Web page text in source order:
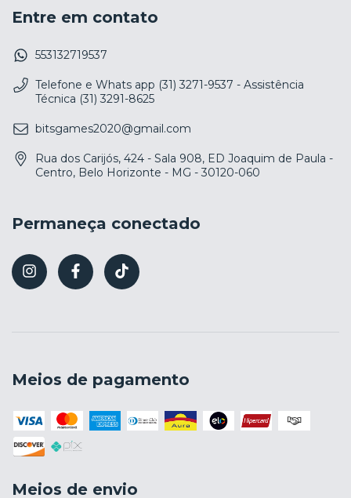
Entre em contato
553132719537
Telefone e Whats app (31) 3271-9537 - Assistência
Técnica (31) 3291-8625
bitsgames2020@gmail.com
Rua dos Carijós, 424 - Sala 908, ED Joaquim de Paula -
Centro, Belo Horizonte - MG - 30120-060
Permaneça conectado
Meios de pagamento
Meios de envio